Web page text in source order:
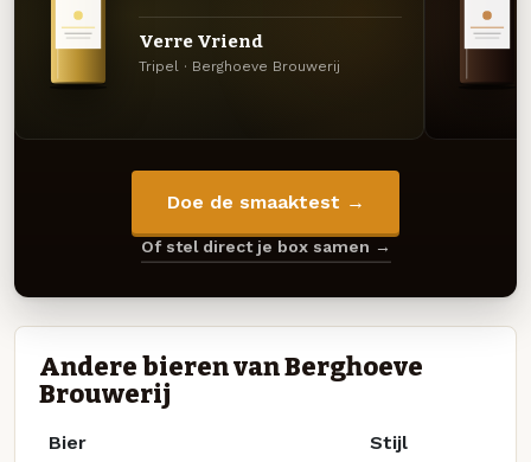
Verre Vriend
Tripel · Berghoeve Brouwerij
Doe de smaaktest →
Of stel direct je box samen →
Andere bieren van Berghoeve
Brouwerij
Bier Stijl